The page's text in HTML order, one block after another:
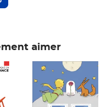
aimer
Prix 6,25€ HT